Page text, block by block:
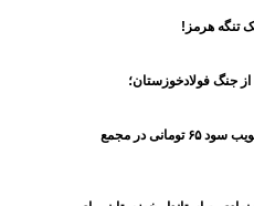
تنگه هرمز!
جنگ فولادخوزستان؛
اخبار گروه سرمایه گذاری تصویب سود ۶۵ تومانی در مجمع